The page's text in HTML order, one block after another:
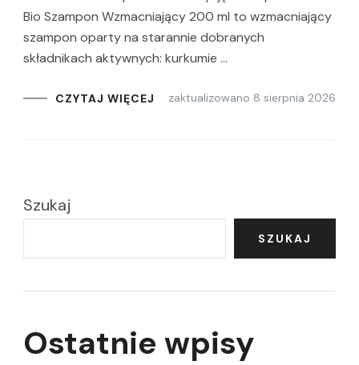
Bio Szampon Wzmacniający 200 ml to wzmacniający
szampon oparty na starannie dobranych
składnikach aktywnych: kurkumie …
CZYTAJ WIĘCEJ zaktualizowano 8 sierpnia 2026
Szukaj
SZUKAJ
Ostatnie wpisy